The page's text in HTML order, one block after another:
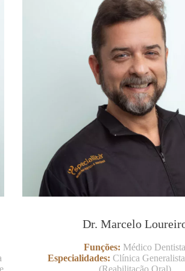
Dr. Marcelo
Funções: Médico Dentista
Especialidades:Clínica
(Reabilitação Oral)